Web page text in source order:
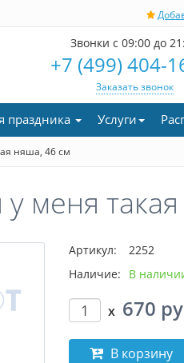
Звонки с 09:00 до
+7 (499) 404-
Заказать звонок
праздника Услуги
няша, 46 см
меня
Артикул:
2252
Наличие:
В
x 670
В корзину